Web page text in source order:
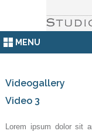
MENU
Videogallery
Video 3
Lorem ipsum dolor sit